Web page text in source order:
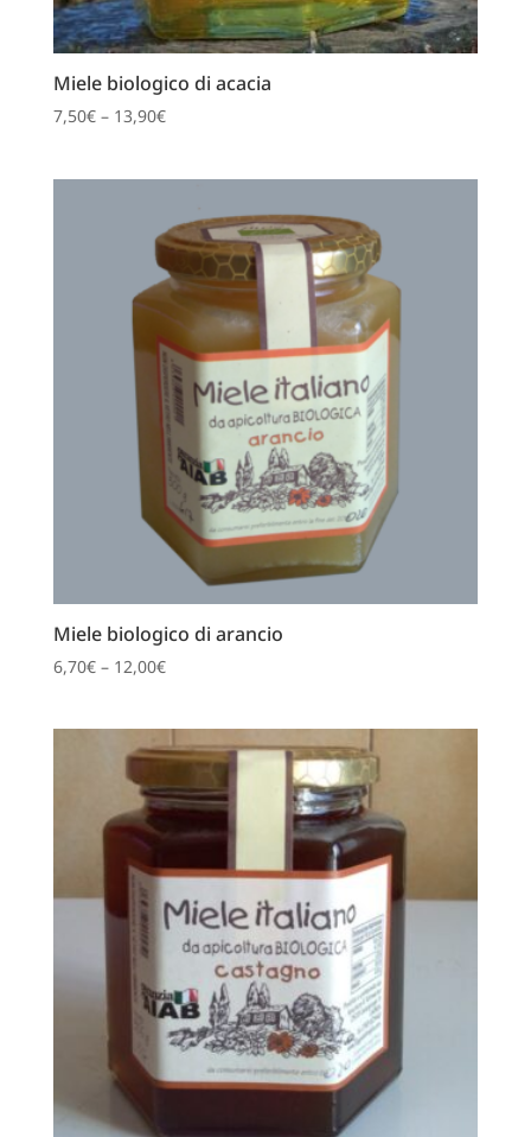
Miele biologico di acacia
7,50€– 13,90€
Miele biologico di arancio
6,70€– 12,00€